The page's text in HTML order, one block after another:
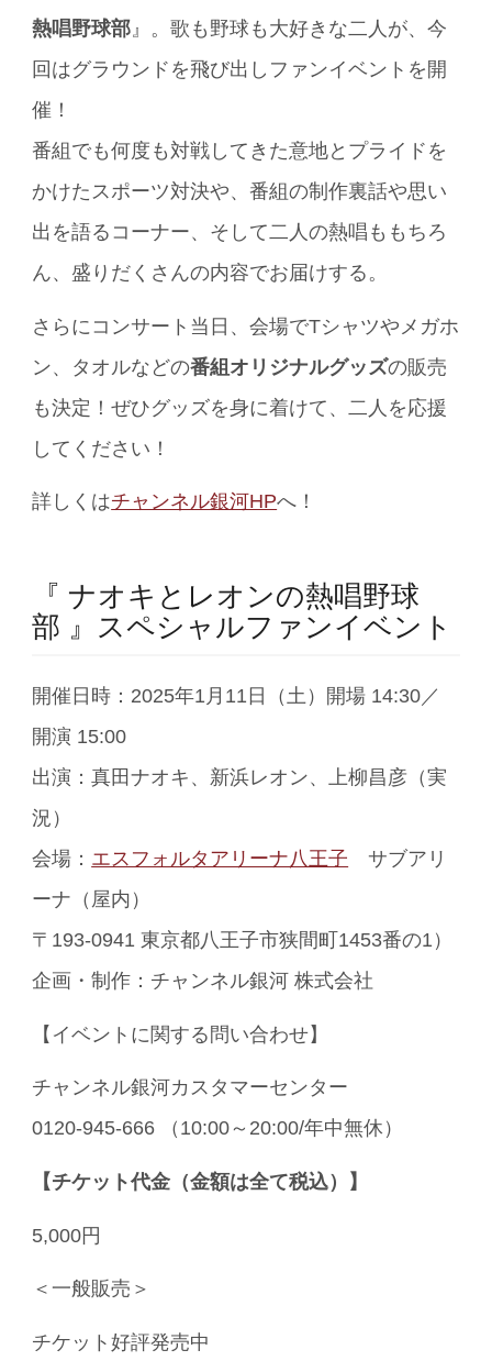
熱唱野球部 』。歌も野球も大好きな二人が、今
回はグラウンドを飛び出しファンイベントを開
催！
番組でも何度も対戦してきた意地とプライドを
かけたスポーツ対決や、番組の制作裏話や思い
出を語るコーナー、そして二人の熱唱ももちろ
ん、盛りだくさんの内容でお届けする。
さらにコンサート当日、会場でTシャツやメガホ
ン、タオルなどの番組オリジナルグッズの販売
も決定！ぜひグッズを身に着けて、二人を応援
してください！
詳しくはチャンネル銀河HPへ！
『 ナオキとレオンの熱唱野球
部 』スペシャルファンイベント
開催日時：2025年1月11日（土）開場 14:30／
開演 15:00
出演：真田ナオキ、新浜レオン、上柳昌彦（実
況）
会場： エスフォルタアリーナ八王子 サブアリ
ーナ（屋内）
〒193-0941 東京都八王子市狭間町1453番の1）
企画・制作：チャンネル銀河 株式会社
【イベントに関する問い合わせ】
チャンネル銀河カスタマーセンター
0120-945-666 （10:00～20:00/年中無休）
【チケット代金（金額は全て税込）】
5,000円
＜一般販売＞
チケット好評発売中